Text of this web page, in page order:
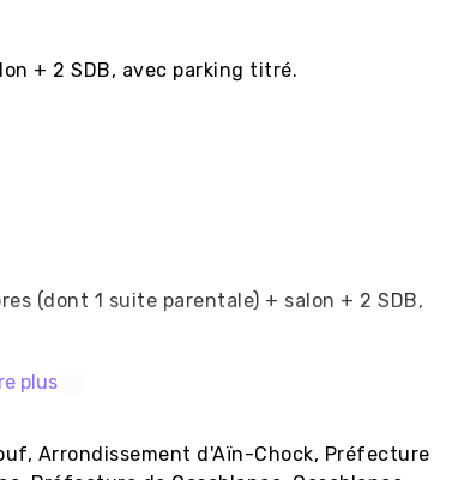
+ 2 SDB, avec parking titré.
plus
Arrondissement d'Aïn-Chock, Préfecture